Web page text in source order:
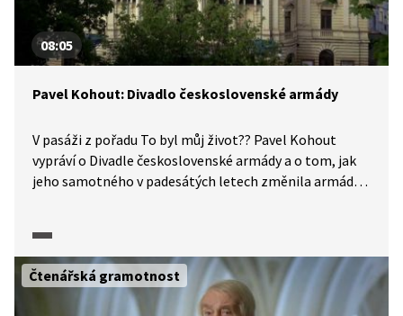
08:05
Pavel Kohout: Divadlo československé armády
V pasáži z pořadu To byl můj život?? Pavel Kohout
vypráví o Divadle československé armády a o tom, jak
jeho samotného v padesátých letech změnila armáda
to byla armáda." V závěru se Pavel Kohout zmiňuje
rovněž o 20. sjezdu Komunistické strany, kde Nikita
Chruščov nazval Stalina zločincem, a o událostech,
které následovaly. Video je doplněno o dobové
Čtenářská gramotnost